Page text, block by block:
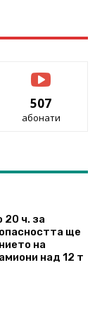
507
абонати
20 ч. за
ще
на
над 12 т